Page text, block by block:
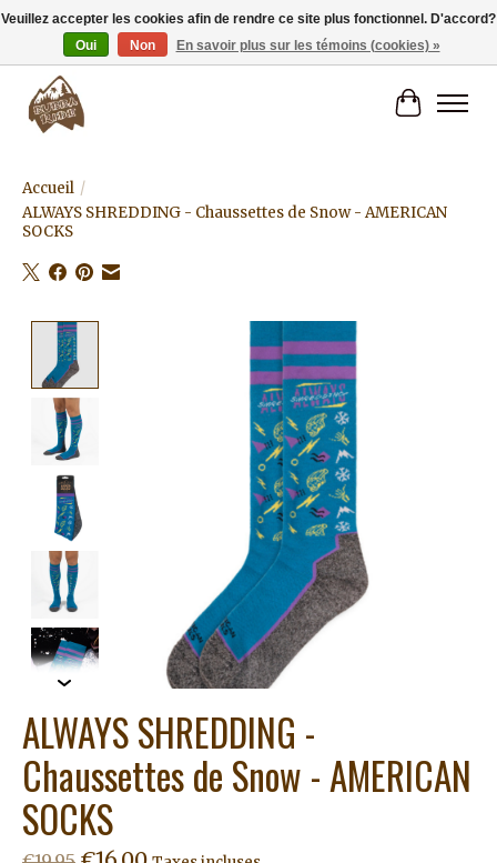
Livraison gratuite à partir de 80€.
Panier
Accueil /
ALWAYS SHREDDING - Chaussettes de Snow - AMERICAN
SOCKS
Product image slideshow Items
ALWAYS SHREDDING -
Chaussettes de Snow - AMERICAN
SOCKS
Veuillez accepter les cookies afin de rendre ce site plus fonctionnel. D'accord?
Oui
Non En savoir plus sur les témoins (cookies) »